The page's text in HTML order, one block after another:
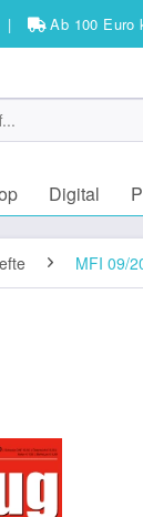
| Ab 100 Euro
Digital
MFI 09/